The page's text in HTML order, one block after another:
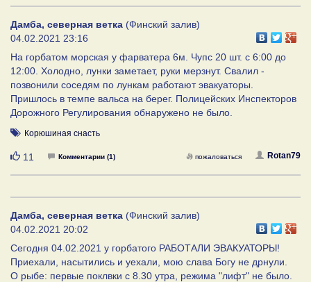
Дамба, северная ветка (Финский залив)
04.02.2021 23:16
На горбатом морская у фарватера 6м. Чупс 20 шт. с 6:00 до
12:00. Холодно, лунки заметает, руки мерзнут. Свалил -
позвонили соседям по лункам работают эвакуаторы.
Пришлось в темпе вальса на берег. Полицейских Инспекторов
Дорожного Регулирования обнаружено не было.
Корюшиная снасть
Нравится
11 Комментарии (1) Rotan79
пожаловаться
Дамба, северная ветка (Финский залив)
04.02.2021 20:02
Сегодня 04.02.2021 у горбатого РАБОТАЛИ ЭВАКУАТОРЫ!
Приехали, насытились и уехали, мою слава Богу не дрнули.
О рыбе: первые поклвки с 8.30 утра, режима "лифт" не было.